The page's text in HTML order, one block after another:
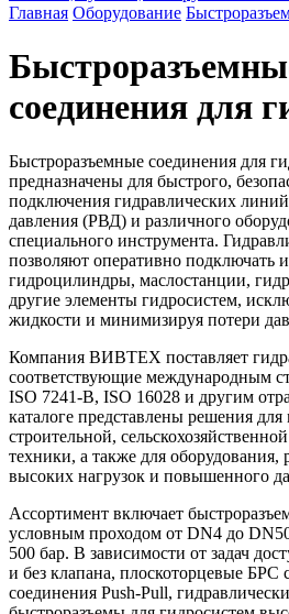
Главная Оборудование
соединения для
Быстроразъемные соединения для
предназначены для быстрого,
подключения гидравлических
давления (РВД) и различного
специального инструмента.
позволяют оперативно подключать
гидроцилиндры, маслостанции,
другие элементы гидросистем,
жидкости и минимизируя потери
Компания ВИВТЕХ поставляет
соответствующие международным
ISO 7241-B, ISO 16028 и другим
каталоге представлены решения
строительной,
техники, а также для оборудования,
высоких нагрузок и повышенного
Ассортимент включает
условным проходом от DN4 до
500 бар. В зависимости от задач
и без клапана, плоскоторцевые БРС
соединения Push-Pull,